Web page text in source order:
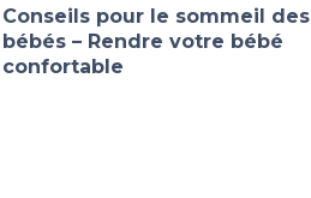
Conseils pour le sommeil des
bébés – Rendre votre bébé
confortable